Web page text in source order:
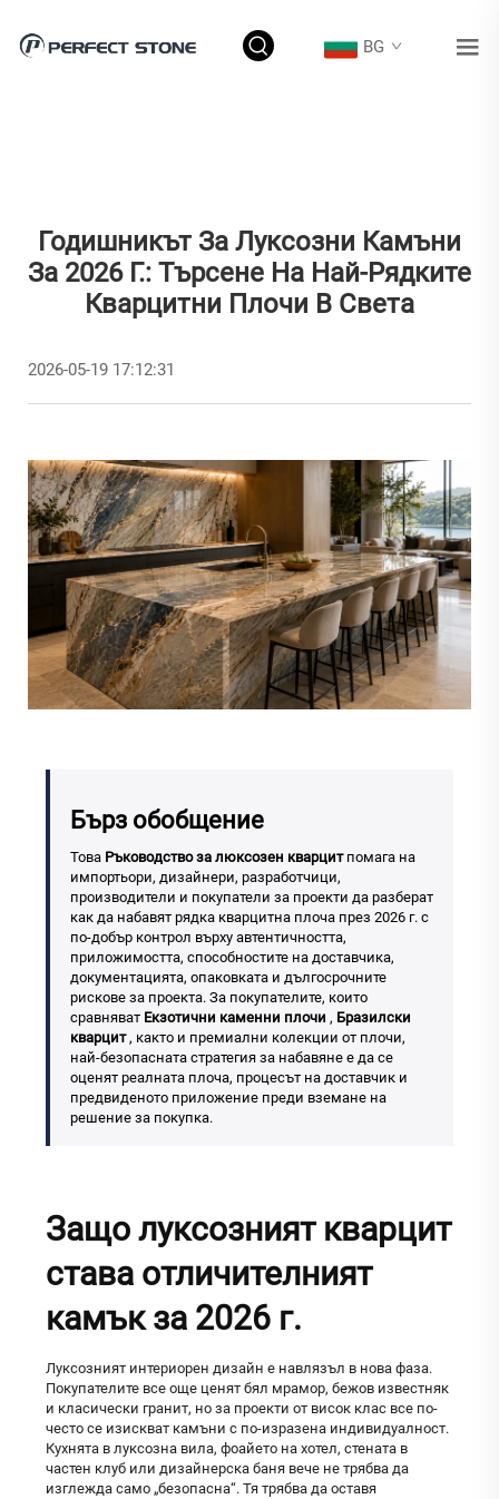
BG
Годишникът За Луксозни Камъни
За 2026 Г.: Търсене На Най-Рядките
Кварцитни Плочи В Света
2026-05-19 17:12:31
Бърз обобщение
Това Ръководство за люксозен кварцит помага на
импортьори, дизайнери, разработчици,
производители и покупатели за проекти да разберат
как да набавят рядка кварцитна плоча през 2026 г. с
по-добър контрол върху автентичността,
приложимостта, способностите на доставчика,
документацията, опаковката и дългосрочните
рискове за проекта. За покупателите, които
сравняват Екзотични каменни плочи , Бразилски
кварцит, както и премиални колекции от плочи,
най-безопасната стратегия за набавяне е да се
оценят реалната плоча, процесът на доставчик и
предвиденото приложение преди вземане на
решение за покупка.
Защо луксозният кварцит
става отличителният
камък за 2026 г.
Луксозният интериорен дизайн е навлязъл в нова фаза.
Покупателите все още ценят бял мрамор, бежов известняк
и класически гранит, но за проекти от висок клас все по-
често се изискват камъни с по-изразена индивидуалност.
Кухнята в луксозна вила, фоайето на хотел, стената в
частен клуб или дизайнерска баня вече не трябва да
изглежда само „безопасна“. Тя трябва да оставя